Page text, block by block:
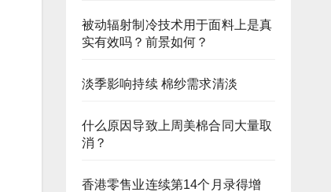
被动辐射制冷技术用于面料上是真
实有效吗？前景如何？
淡季影响持续 棉纱需求清淡
什么原因导致上周美棉合同大量取
消？
香港零售业连续第14个月录得增